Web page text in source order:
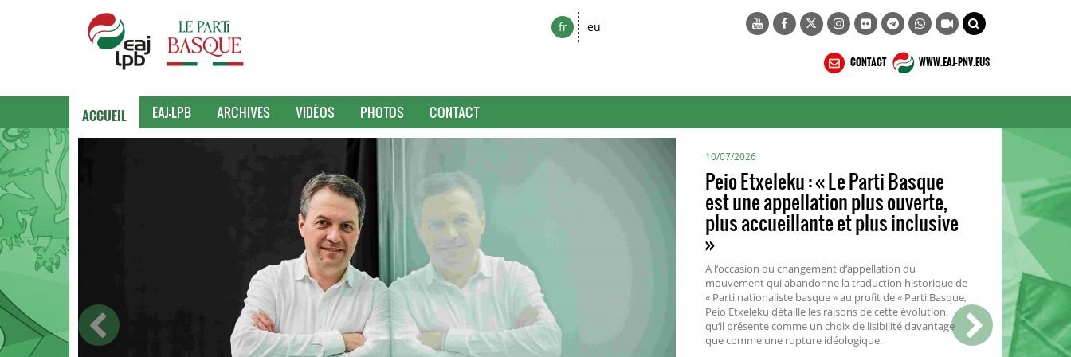
fr eu
CONTACT WWW.EAJ-PNV.EUS
ACCUEIL EAJ-LPB ARCHIVES VIDÉOS PHOTOS CONTACT
03/07/2026
Journée mondiale de
l’environnement : vers une
économie régénérative : l’écologie
de la transmission renouvelée
À EAJ, nous pensons que l’écologie n'est pas une
contrainte qui s'impose, elle doit au contraire être le
moteur de notre souveraineté tant que nous en
préserverons les ressources que nous savons limitées.
C’est notre rôle d’encourager l’ensemble des initiatives
locales qui portent l’économie régénérative.